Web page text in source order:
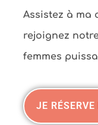
Assistez à ma
rejoignez
femmes
JE